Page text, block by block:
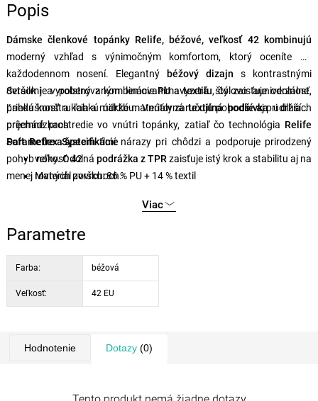
Popis
Dámske členkové topánky Relife, béžové, veľkosť 42 kombinujú
moderný vzhľad s výnimočným komfortom, ktorý oceníte pri
každodennom nosení. Elegantný
béžový dizajn s kontrastnými
detailmi a polstrovaným lemovaním vyzerá štýlovo auniverzálne.
Ľahká konštrukcia a mäkké materiály zaručujú pohodlie aj pri dlhších
prechádzkach.
Svršok je vyrobený z kombináciePU a textilu, čo zaisťuje odolnosť,
priedušnosť a ľahkú údržbu. Vnútornátextilná podšívkaudržiava
príjemné prostredie vo vnútri topánky, zatiaľ čo technológia Relife
Soft Reflex Systemtlmí nárazy pri chôdzi a podporuje prirodzený
pohyb nohy. Odolná podrážka z TPR zaisťuje istý krok a stabilitu aj na
menej rovných povrchoch.
Parametre a špecifikácie
veľkosť: 42
Materiál zvršku: 86 % PU + 14 % textil
Podošva: 100 % TPR (termoplastická guma)
Technológia: Relife Soft Reflex System
Viac
Parametre
Farba: béžová
Veľkosť: 42 EU
Hodnotenie Dotazy(0)